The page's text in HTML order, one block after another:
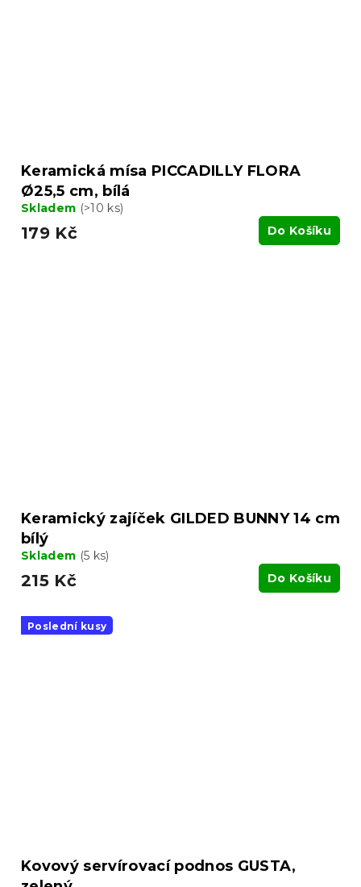
Keramická mísa PICCADILLY FLORA
Ø25,5 cm, bílá
Skladem (>10 ks)
179 Kč Do Košíku
Keramický zajíček GILDED BUNNY 14 cm
bílý
Skladem (5 ks)
215 Kč Do Košíku
Poslední kusy
Kovový servírovací podnos GUSTA,